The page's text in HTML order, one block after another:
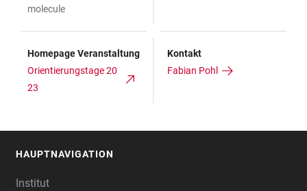
molecule
Homepage Veranstaltung
Orientierungstage 20
23
Kontakt
Fabian Pohl
HAUPTNAVIGATION
Institut